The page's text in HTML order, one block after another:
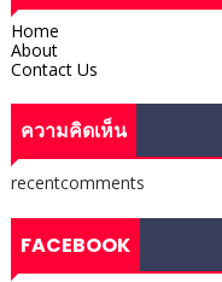
Home
About
Contact Us
ความคิดเห็น
recentcomments
FACEBOOK